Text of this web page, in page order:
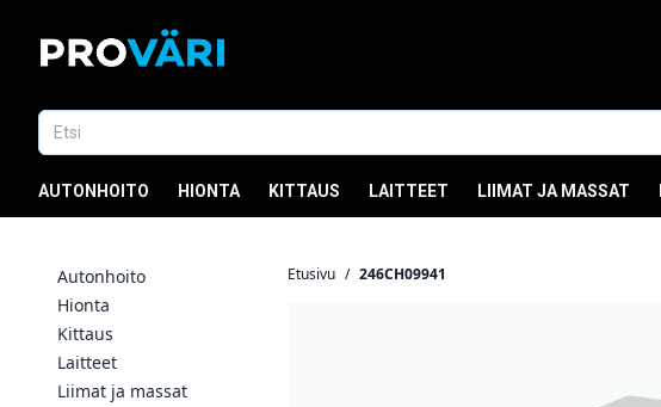
AUTONHOITO HIONTA KITTAUS LAITTEET LIIMAT JA MASSAT
Autonhoito
Hionta
Kittaus
Laitteet
Liimat ja massat
Etusivu / 246CH09941